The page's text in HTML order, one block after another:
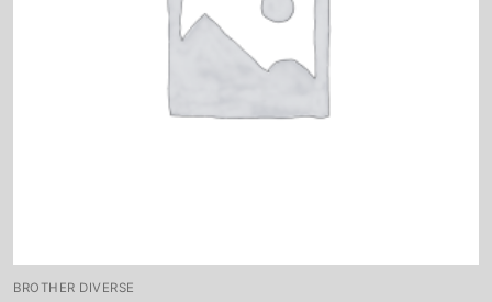
BROTHER DIVERSE